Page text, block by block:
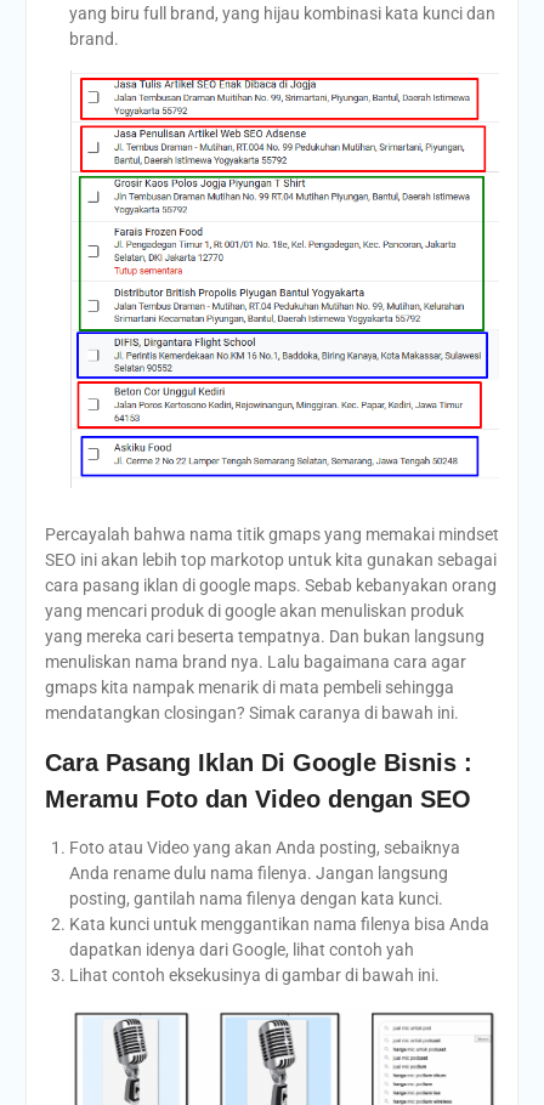
yang biru full brand, yang hijau kombinasi kata kunci dan
brand.
Percayalah bahwa nama titik gmaps yang memakai mindset
SEO ini akan lebih top markotop untuk kita gunakan sebagai
cara pasang iklan di google maps. Sebab kebanyakan orang
yang mencari produk di google akan menuliskan produk
yang mereka cari beserta tempatnya. Dan bukan langsung
menuliskan nama brand nya. Lalu bagaimana cara agar
gmaps kita nampak menarik di mata pembeli sehingga
mendatangkan closingan? Simak caranya di bawah ini.
Cara Pasang Iklan Di Google Bisnis :
Meramu Foto dan Video dengan SEO
Foto atau Video yang akan Anda posting, sebaiknya
Anda rename dulu nama filenya. Jangan langsung
posting, gantilah nama filenya dengan kata kunci.
Kata kunci untuk menggantikan nama filenya bisa Anda
dapatkan idenya dari Google, lihat contoh yah
Lihat contoh eksekusinya di gambar di bawah ini.